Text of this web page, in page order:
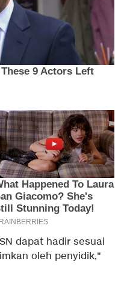
dapat hadir sesuai
oleh penyidik,"